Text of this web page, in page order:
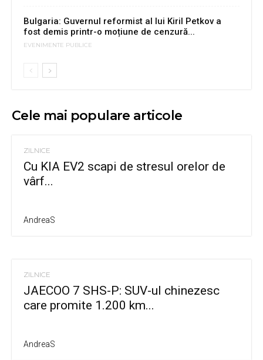
Bulgaria: Guvernul reformist al lui Kiril Petkov a
fost demis printr-o moțiune de cenzură...
EVENIMENTE PUBLICE
Cele mai populare articole
ZILNICE
Cu KIA EV2 scapi de stresul orelor de
vârf...
AndreaS
ZILNICE
JAECOO 7 SHS-P: SUV-ul chinezesc
care promite 1.200 km...
AndreaS